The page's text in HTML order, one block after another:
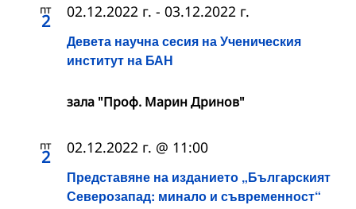
пт
2
Девета научна сесия на Ученическия
институт на БАН
02.12.2022 г. - 03.12.2022 г.
зала "Проф. Марин Дринов"
пт
2
Представяне на изданието „Българският
Северозапад: минало и съвременност“
02.12.2022 г. @ 11:00